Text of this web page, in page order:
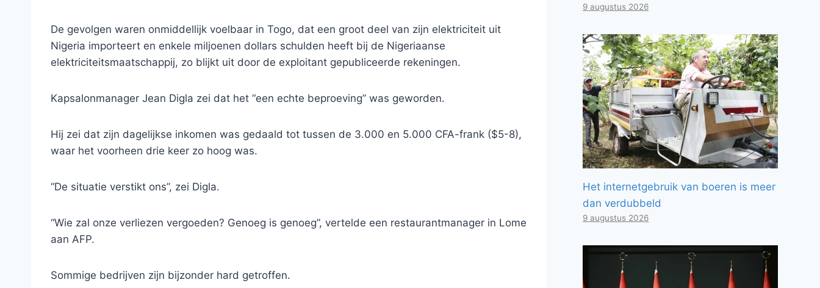
De gevolgen waren onmiddellijk voelbaar in Togo, dat een groot deel van zijn elektriciteit uit
Nigeria importeert en enkele miljoenen dollars schulden heeft bij de Nigeriaanse
elektriciteitsmaatschappij, zo blijkt uit door de exploitant gepubliceerde rekeningen.
Kapsalonmanager Jean Digla zei dat het “een echte beproeving” was geworden.
Hij zei dat zijn dagelijkse inkomen was gedaald tot tussen de 3.000 en 5.000 CFA-frank ($5-8),
waar het voorheen drie keer zo hoog was.
“De situatie verstikt ons”, zei Digla.
“Wie zal onze verliezen vergoeden? Genoeg is genoeg”, vertelde een restaurantmanager in Lome
aan AFP.
Sommige bedrijven zijn bijzonder hard getroffen.
9 augustus 2026
Het internetgebruik van boeren is meer
dan verdubbeld
9 augustus 2026